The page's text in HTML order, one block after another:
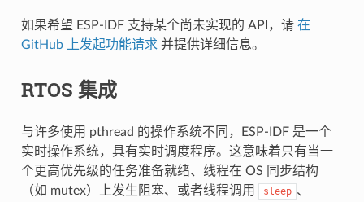
如果希望 ESP-IDF 支持某个尚未实现的 API，请 在
GitHub 上发起功能请求 并提供详细信息。
RTOS 集成
与许多使用 pthread 的操作系统不同，ESP-IDF 是一个
实时操作系统，具有实时调度程序。这意味着只有当一
个更高优先级的任务准备就绪、线程在 OS 同步结构
（如 mutex）上发生阻塞、或者线程调用
sleep 、